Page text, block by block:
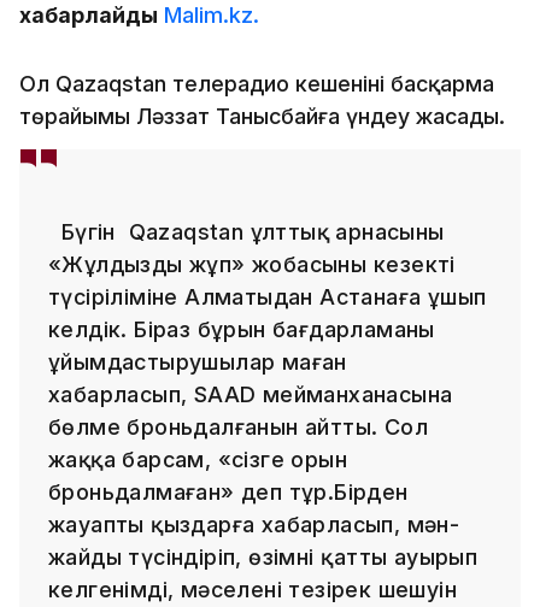
хабарлайды Malim.kz.
Ол Qazaqstan телерадио кешенінің басқарма
төрайымы Ләззат Танысбайға үндеу жасады.
Бүгін Qazaqstan ұлттық арнасының
«Жұлдызды жұп» жобасының кезекті
түсіріліміне Алматыдан Астанаға ұшып
келдік. Біраз бұрын бағдарламаны
ұйымдастырушылар маған
хабарласып, SAAD мейманханасына
бөлме броньдалғанын айтты. Сол
жаққа барсам, «сізге орын
броньдалмаған» деп тұр.Бірден
жауапты қыздарға хабарласып, мән-
жайды түсіндіріп, өзімнің қатты ауырып
келгенімді, мәселені тезірек шешуін